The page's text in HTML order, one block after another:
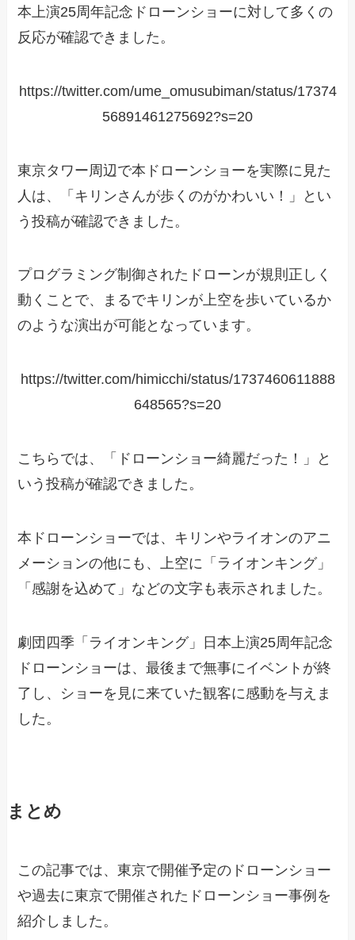
本上演25周年記念ドローンショーに対して多くの
反応が確認できました。
https://twitter.com/ume_omusubiman/status/17374
56891461275692?s=20
東京タワー周辺で本ドローンショーを実際に見た
人は、「キリンさんが歩くのがかわいい！」とい
う投稿が確認できました。
プログラミング制御されたドローンが規則正しく
動くことで、まるでキリンが上空を歩いているか
のような演出が可能となっています。
https://twitter.com/himicchi/status/1737460611888
648565?s=20
こちらでは、「ドローンショー綺麗だった！」と
いう投稿が確認できました。
本ドローンショーでは、キリンやライオンのアニ
メーションの他にも、上空に「ライオンキング」
「感謝を込めて」などの文字も表示されました。
劇団四季「ライオンキング」日本上演25周年記念
ドローンショーは、最後まで無事にイベントが終
了し、ショーを見に来ていた観客に感動を与えま
した。
まとめ
この記事では、東京で開催予定のドローンショー
や過去に東京で開催されたドローンショー事例を
紹介しました。